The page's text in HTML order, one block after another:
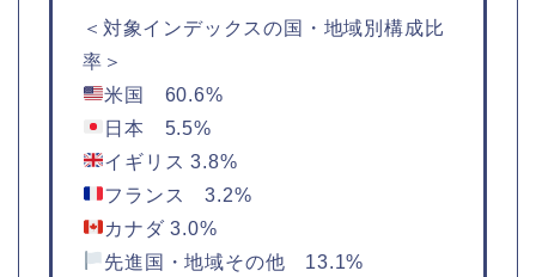
＜対象インデックスの国・地域別構成比
率＞
米国 60.6%
日本 5.5%
イギリス 3.8%
フランス 3.2%
カナダ 3.0%
先進国・地域その他 13.1%